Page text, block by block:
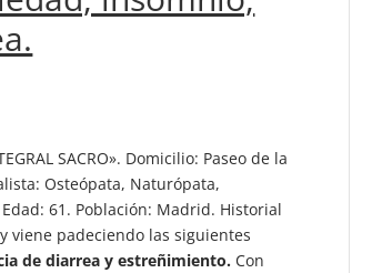
SACRO». Domicilio: Paseo de la
Osteópata, Naturópata,
Edad: 61. Población: Madrid. Historial
viene padeciendo las siguientes
de diarrea y estreñimiento. Con